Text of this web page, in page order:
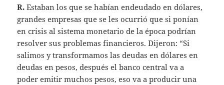
R.Estaban los que se habían endeudado en dólares,
grandes empresas que se les ocurrió que si ponían
en crisis al sistema monetario de la época podrían
resolver sus problemas financieros. Dijeron: “Si
salimos y transformamos las deudas en dólares en
deudas en pesos, después el banco central va a
poder emitir muchos pesos, eso va a producir una